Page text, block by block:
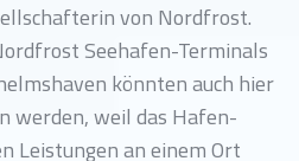
von Nordfrost.
Seehafen-Terminals
könnten auch hier
werden, weil das Hafen-
Leistungen an einem Ort